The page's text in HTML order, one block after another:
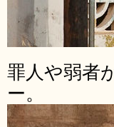
罪人や弱者
ー。